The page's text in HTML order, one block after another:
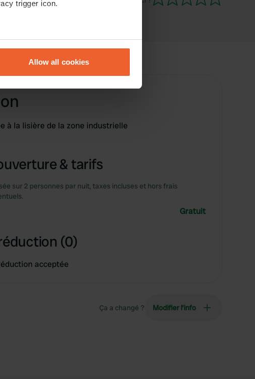
trigger icon.
several meters
who may combine it with
Allow all cookies
à la lisière de la zone industrielle
& tarifs
sur 2 personnes par nuit, taxes incluses et hors frais
Gratuit
(0)
acceptée
Ça a changé ? Modifier l’info